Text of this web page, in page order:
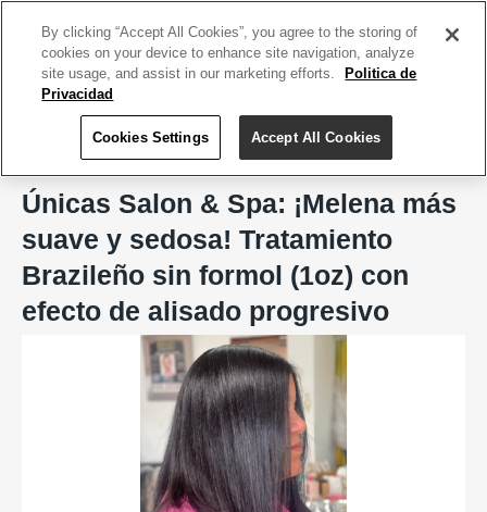
Únicas Salon & Spa
Únicas Salon & Spa: ¡Melena más
suave y sedosa! Tratamiento
Brazileño sin formol (1oz) con
efecto de alisado progresivo
By clicking “Accept All Cookies”, you agree to the storing of
cookies on your device to enhance site navigation, analyze
site usage, and assist in our marketing efforts.
Politica de
Privacidad
Cookies Settings Accept All Cookies